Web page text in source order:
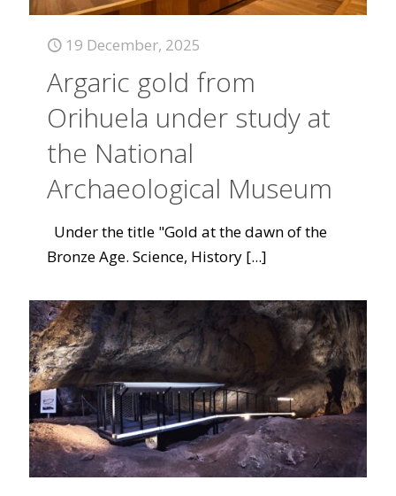
19 December, 2025
Argaric gold from
Orihuela under study at
the National
Archaeological Museum
Under the title "Gold at the dawn of the
Bronze Age. Science, History [...]